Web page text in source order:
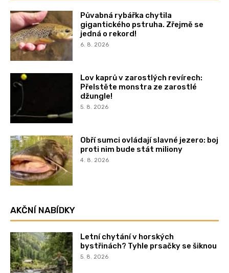
Půvabná rybářka chytila
gigantického pstruha. Zřejmě se
jedná o rekord!
6. 8. 2026
Lov kaprů v zarostlých revírech:
Přelstěte monstra ze zarostlé
džungle!
5. 8. 2026
Obří sumci ovládají slavné jezero: boj
proti nim bude stát miliony
4. 8. 2026
AKČNÍ NABÍDKY
Letní chytání v horských
bystřinách? Tyhle prsačky se šiknou
5. 8. 2026